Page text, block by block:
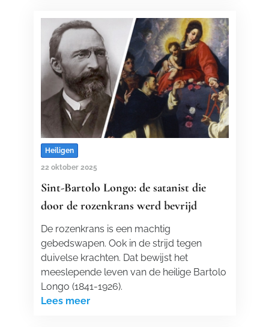
Heiligen
22 oktober 2025
Sint-Bartolo Longo: de satanist die
door de rozenkrans werd bevrijd
De rozenkrans is een machtig
gebedswapen. Ook in de strijd tegen
duivelse krachten. Dat bewijst het
meeslepende leven van de heilige Bartolo
Longo (1841-1926).
Lees meer